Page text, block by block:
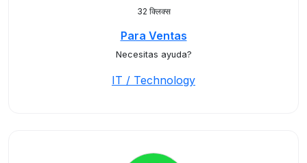
32 क्लिक्स
Para Ventas
Necesitas ayuda?
IT / Technology